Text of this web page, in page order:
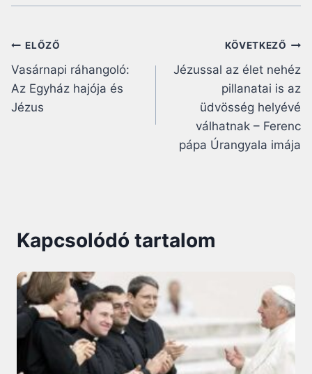
Bejegyzés
navigáció
ELŐZŐ
Vasárnapi ráhangoló:
Az Egyház hajója és
Jézus
KÖVETKEZŐ
Jézussal az élet nehéz
pillanatai is az
üdvösség helyévé
válhatnak – Ferenc
pápa Úrangyala imája
Kapcsolódó tartalom